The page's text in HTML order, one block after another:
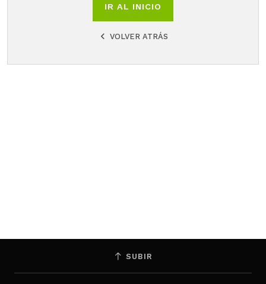
IR AL INICIO
VOLVER ATRÁS
SUBIR